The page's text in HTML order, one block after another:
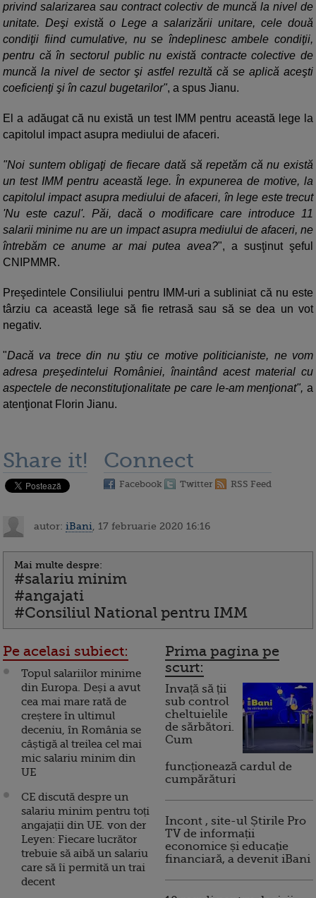
privind salarizarea sau contract colectiv de muncă la nivel de
unitate. Deşi există o Lege a salarizării unitare, cele două
condiţii fiind cumulative, nu se îndeplinesc ambele condiţii,
pentru că în sectorul public nu există contracte colective de
muncă la nivel de sector şi astfel rezultă că se aplică aceşti
coeficienţi şi în cazul bugetarilor", a spus Jianu.
El a adăugat că nu există un test IMM pentru această lege la
capitolul impact asupra mediului de afaceri.
"Noi suntem obligaţi de fiecare dată să repetăm că nu există
un test IMM pentru această lege. În expunerea de motive, la
capitolul impact asupra mediului de afaceri, în lege este trecut
'Nu este cazul'. Păi, dacă o modificare care introduce 11
salarii minime nu are un impact asupra mediului de afaceri, ne
întrebăm ce anume ar mai putea avea?", a susţinut şeful
CNIPMMR.
Preşedintele Consiliului pentru IMM-uri a subliniat că nu este
târziu ca această lege să fie retrasă sau să se dea un vot
negativ.
"Dacă va trece din nu ştiu ce motive politicianiste, ne vom
adresa preşedintelui României, înaintând acest material cu
aspectele de neconstituţionalitate pe care le-am menţionat", a
atenţionat Florin Jianu.
Share it! Connect
Facebook Twitter RSS Feed
autor: iBani , 17 februarie 2020 16:16
Mai multe despre:
#salariu minim
#angajati
#Consiliul National pentru IMM
Pe acelasi subiect:
Topul salariilor minime
din Europa. Deși a avut
cea mai mare rată de
creștere în ultimul
deceniu, în România se
câștigă al treilea cel mai
mic salariu minim din
UE
CE discută despre un
salariu minim pentru toți
angajații din UE. von der
Leyen: Fiecare lucrător
trebuie să aibă un salariu
care să îi permită un trai
decent
Prima pagina pe
scurt:
Invață să ții
sub control
cheltuielile
de sărbători.
Cum
funcționează cardul de
cumpărături
Incont , site-ul Știrile Pro
TV de informații
economice și educație
financiară, a devenit iBani